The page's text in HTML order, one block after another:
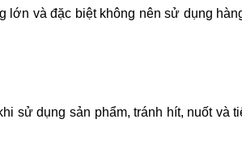
và đặc biệt không nên sử dụng
sử dụng sản phẩm, tránh hít, nuốt và